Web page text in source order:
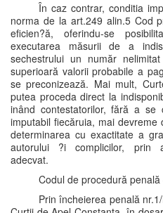
În caz contrar, conditia
norma de la art.249 alin.5 Cod
eficien?ă, oferindu-se
executarea măsurii de a
sechestrului un număr
superioară valorii probabile a
se preconizează. Mai mult,
putea proceda direct la
inând contestatorilor, fără a se
imputabil fiecăruia, mai
determinarea cu exactitate a
autorului ?i complicilor, prin
adecvat.
Codul de procedură
Prin încheierea penală